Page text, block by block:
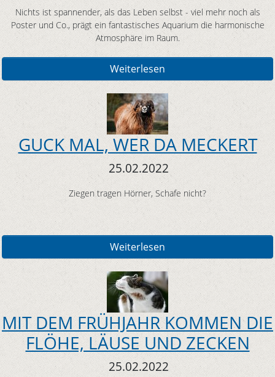
Nichts ist spannender, als das Leben selbst - viel mehr noch als
Poster und Co., prägt ein fantastisches Aquarium die harmonische
Atmosphäre im Raum.
Weiterlesen
GUCK MAL, WER DA MECKERT
25.02.2022
Ziegen tragen Hörner, Schafe nicht?
Weiterlesen
MIT DEM FRÜHJAHR KOMMEN DIE
FLÖHE, LÄUSE UND ZECKEN
25.02.2022